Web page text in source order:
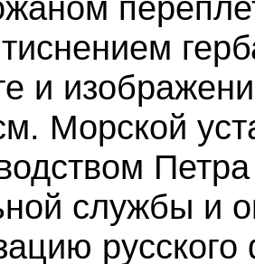
и
Морской
службы и